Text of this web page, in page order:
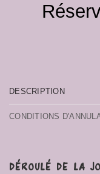
DESCRIPTION
CONDITIONS
DÉROULÉ DE LA